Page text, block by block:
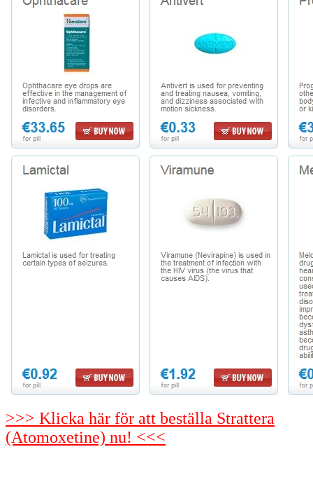
>>> Klicka här för att beställa Strattera
(Atomoxetine) nu! <<<